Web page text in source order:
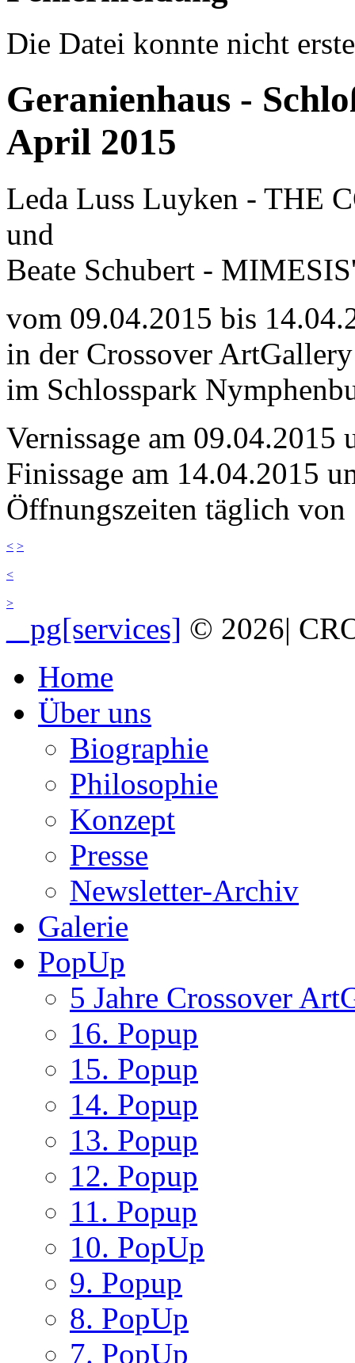
Die Datei konnte nicht
Geranienhaus -
April 2015
Leda Luss Luyken - THE
und
Beate Schubert -
vom 09.04.2015 bis
in der Crossover
im Schlosspark
Vernissage am 09.04.2015
Finissage am 14.04.2015
Öffnungszeiten täglich
< >
<
>
_ pg[services] © 2026|
Home
Über uns
Biographie
Philosophie
Konzept
Presse
Newsletter-Archiv
Galerie
PopUp
5 Jahre Crossover
16. Popup
15. Popup
14. Popup
13. Popup
12. Popup
11. Popup
10. PopUp
9. Popup
8. PopUp
7. PopUp